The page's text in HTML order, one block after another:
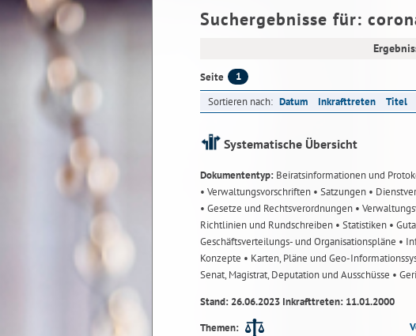
Suchergebnisse für:
Seite 1
Sortieren nach: Datum Inkrafttreten Titel
Systematische Übersicht
Dokumententyp: Beiratsinformationen und
• Verwaltungsvorschriften • Satzungen •
• Gesetze und Rechtsverordnungen •
Richtlinien und Rundschreiben • Statistiken •
Geschäftsverteilungs- und Organisationspläne •
Konzepte • Karten, Pläne und Geo-
Senat, Magistrat, Deputation und Ausschüsse •
Stand: 26.06.2023 Inkrafttreten: 11.01.2000
Themen: